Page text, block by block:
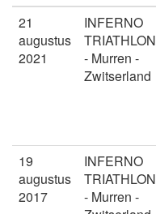
21
augustus
2021
INFERNO
TRIATHLON
- Murren -
Zwitserland
19
augustus
2017
INFERNO
TRIATHLON
- Murren -